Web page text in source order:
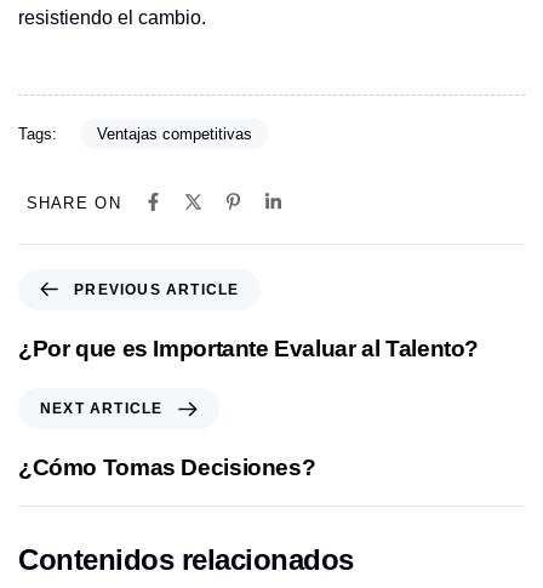
resistiendo el cambio.
Tags: Ventajas competitivas
SHARE ON
v
s
A
t
PREVIOUS ARTICLE
¿Por que es Importante Evaluar al Talento?
x
t
A
t
NEXT ARTICLE
¿Cómo Tomas Decisiones?
Contenidos relacionados